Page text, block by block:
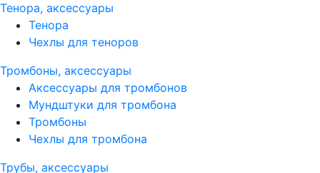
Тенора, аксессуары
Тенора
Чехлы для теноров
Тромбоны, аксессуары
Аксессуары для тромбонов
Мундштуки для тромбона
Тромбоны
Чехлы для тромбона
Трубы, аксессуары